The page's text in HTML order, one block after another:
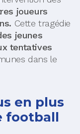
joueurs
Cette tragédie
jeunes
tentatives
dans le
en plus
football